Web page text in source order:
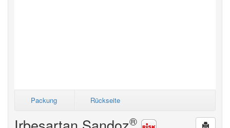
Packung Rückseite
®